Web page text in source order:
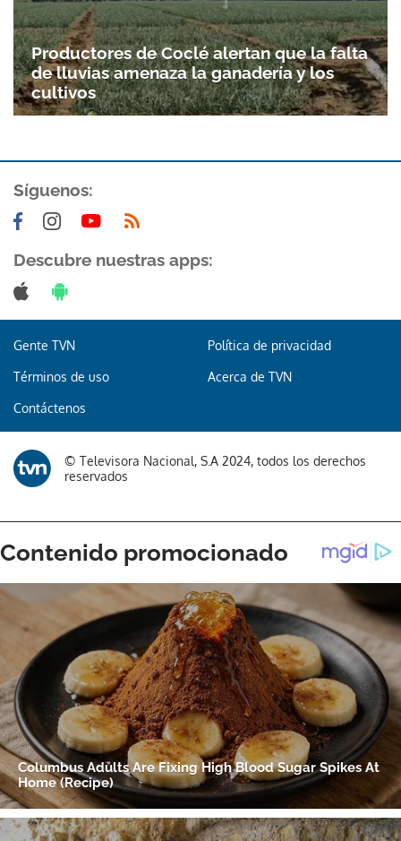
Gracias por suscribirte a nuestro boletín.
ACEPTAR
Productores de Coclé alertan que la falta
de lluvias amenaza la ganadería y los
cultivos
Síguenos:
Descubre nuestras apps:
Gente TVN Política de privacidad
Términos de uso Acerca de TVN
Contáctenos
© Televisora Nacional, S.A 2024, todos los derechos
reservados